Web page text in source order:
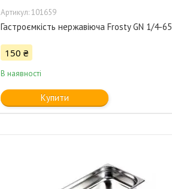
101659
Гастроємкість нержавіюча Frosty GN 1/4-65
150 ₴
В наявності
Купити